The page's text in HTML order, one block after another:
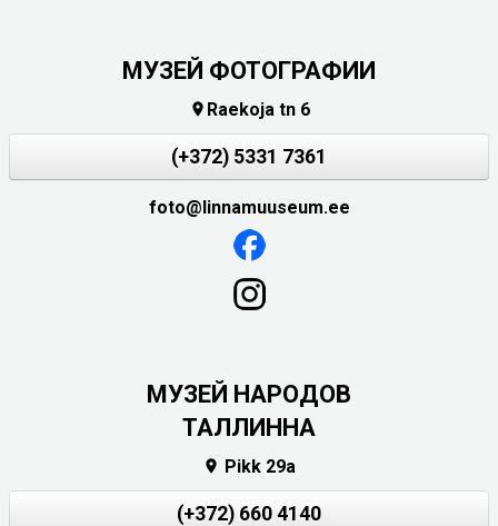
МУЗЕЙ ФОТОГРАФИИ
 Raekoja tn 6
(+372) 5331 7361
foto@linnamuuseum.ee
MУЗЕЙ НАРОДОВ
ТАЛЛИННА
 Pikk 29a
(+372) 660 4140